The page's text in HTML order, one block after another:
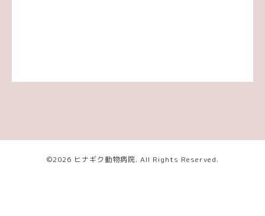
©2026 ヒナギク動物病院. All Rights Reserved.